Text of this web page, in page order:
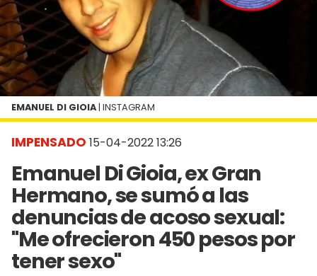
IMPENSADO 15-04-2022 13:26
Emanuel Di Gioia, ex Gran
Hermano, se sumó a las
denuncias de acoso sexual:
"Me ofrecieron 450 pesos por
tener sexo"
EMANUEL DI GIOIA | INSTAGRAM